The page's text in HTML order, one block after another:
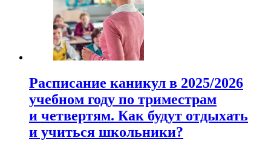
Расписание каникул в 2025/2026
учебном году по триместрам
и четвертям. Как будут отдыхать
и учиться школьники?